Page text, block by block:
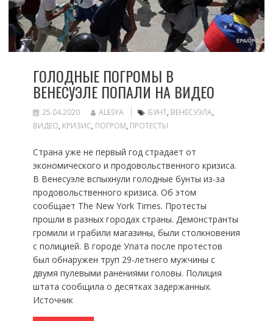
ГОЛОДНЫЕ ПОГРОМЫ В
ВЕНЕСУЭЛЕ ПОПАЛИ НА ВИДЕО
25.04.2020 ALESYA БУНТ, ВЕНЕСУЭЛА,
ВИДЕО, КРИЗИС, ПОГРОМ, ПРОТЕСТЫ
Страна уже не первый год страдает от
экономического и продовольственного кризиса.
В Венесуэле вспыхнули голодные бунты из-за
продовольственного кризиса. Об этом
сообщает The New York Times. Протесты
прошли в разных городах страны. Демонстранты
громили и грабили магазины, были столкновения
с полицией. В городе Упата после протестов
был обнаружен труп 29-летнего мужчины с
двумя пулевыми ранениями головы. Полиция
штата сообщила о десятках задержанных.
Источник